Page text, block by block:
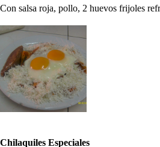
Con salsa roja, pollo, 2 huevos frijoles
Chilaquiles Especiales